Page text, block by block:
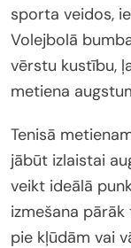
sporta veidos,
Volejbolā
vērstu kustību,
metiena
Tenisā
jābūt izlaistai
veikt ideālā
izmešana
pie kļūdām vai